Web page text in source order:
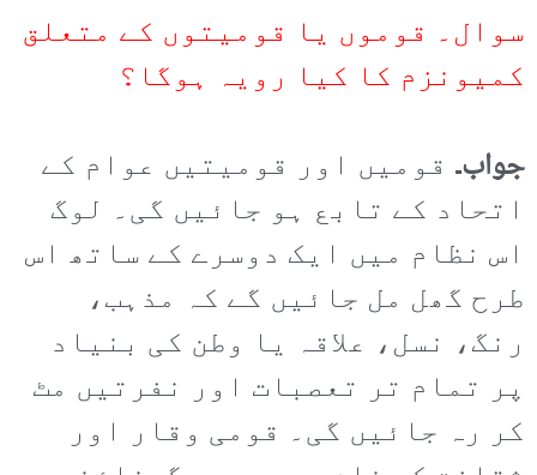
سوال۔ قوموں یا قومیتوں کے متعلق
کمیونزم کا کیا رویہ ہوگا؟
جواب۔ قومیں اور قومیتیں عوام کے
اتحاد کے تابع ہو جائیں گی۔ لوگ
اس نظام میں ایک دوسرے کے ساتھ اس
طرح گھل مل جائیں گے کہ مذہب،
رنگ، نسل، علاقہ یا وطن کی بنیاد
پر تمام تر تعصبات اور نفرتیں مٹ
کر رہ جائیں گی۔ قومی وقار اور